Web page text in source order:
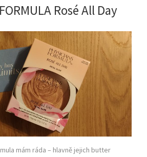
Rosé All Day
mám ráda – hlavně jejich butter